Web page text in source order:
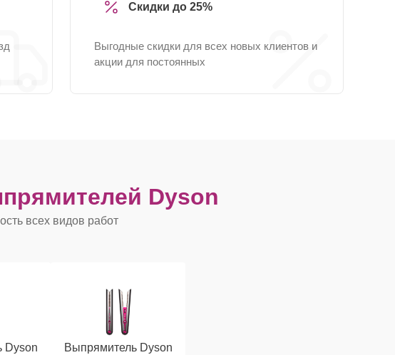
Скидки до 25%
Выгодные скидки для всех новых клиентов и
акции для постоянных
Dyson
всех видов работ
Dyson
Выпрямитель Dyson